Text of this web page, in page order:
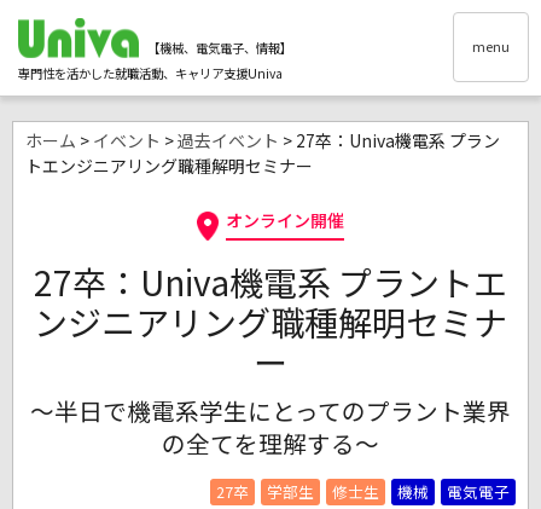
【機械、電気電子、情報】
専門性を活かした就職活動、キャリア支援Univa
menu
ホーム > イベント >過去イベント > 27卒：Univa機電系 プラン
トエンジニアリング職種解明セミナー
オンライン開催
27卒：Univa機電系 プラントエ
ンジニアリング職種解明セミナ
ー
～半日で機電系学生にとってのプラント業界
の全てを理解する～
27卒 学部生 修士生 機械 電気電子